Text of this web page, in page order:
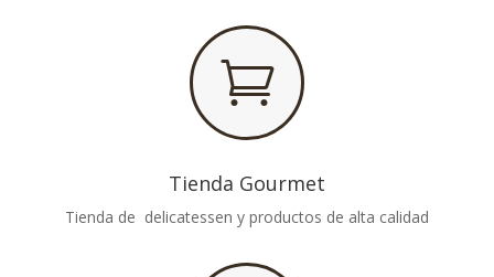

Tienda Gourmet
Tienda de delicatessen y productos de alta calidad